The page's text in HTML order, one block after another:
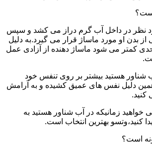
نظر در داخل آب گرم دراز می کشد و سپس
او مورد ماساژ قرار می گیرد.به دلیل
حدی کمتر می شود ماساژ دهنده از آزادی عمل
شناور هستید بیشتر بر روی تنفس خود
دلیل نفس های عمیق کشیده و به آرامش
کنید.
خواهید زمانیکه در آب شناور هستید به
کنید،وتسو بهترین انتخاب است.
است؟